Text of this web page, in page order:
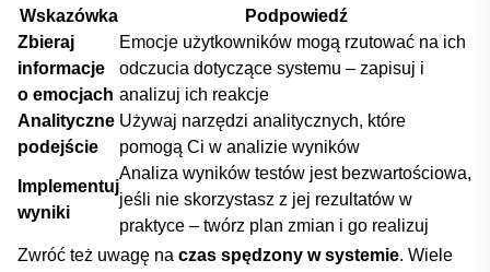
Wskazówka
Podpowiedź
Zbieraj
‍informacje
o emocjach
Emocje użytkowników ⁤mogą rzutować‍ na ich‍
odczucia dotyczące systemu – zapisuj i
analizuj ich reakcje
Analityczne
podejście
Używaj narzędzi analitycznych, które
pomogą Ci‍ w analizie ⁣wyników
Implementuj
wyniki
Analiza wyników ‍testów ​jest bezwartościowa,
jeśli nie skorzystasz z jej rezultatów w
praktyce – twórz ‍plan zmian⁤ i go ⁣realizuj
Zwróć ​też uwagę na czas spędzony w systemie. Wiele